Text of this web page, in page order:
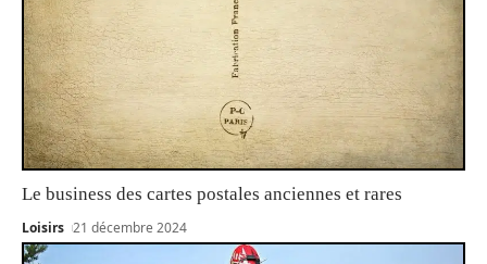
Le business des cartes postales anciennes et rares
Loisirs 21 décembre 2024